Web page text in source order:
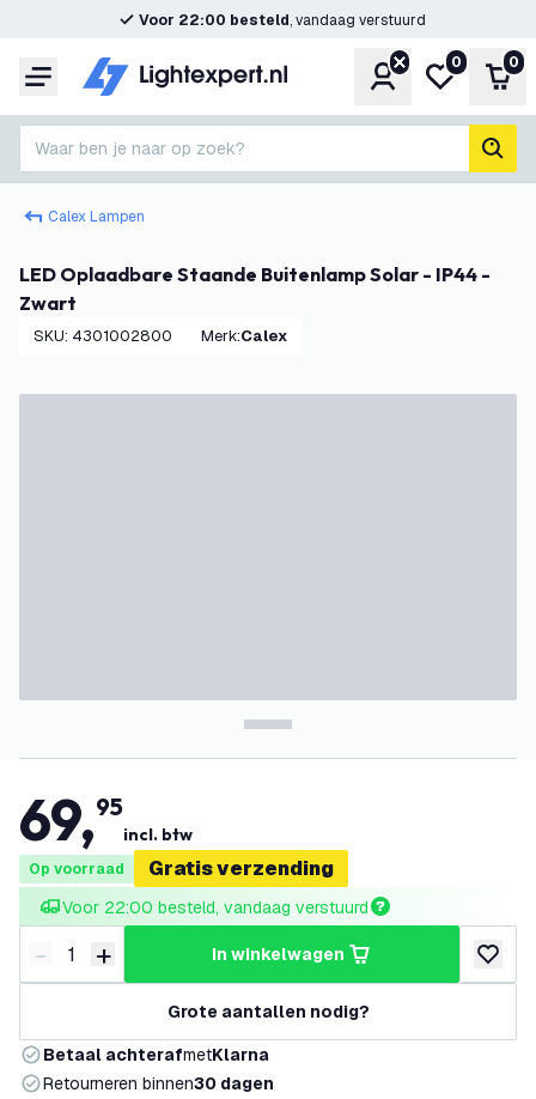
Voor 22:00 besteld, vandaag verstuurd
Menu Account
Mijn
0 0
Waar ben je naar op zoek?
Calex Lampen
LED Oplaadbare Staande Buitenlamp Solar - IP44 -
Zwart
SKU: 4301002800 Merk: Calex
69,95
incl. btw
Op voorraad Gratis verzending
Voor 22:00 besteld, vandaag verstuurd
Verminder hoeveelheid
- Verhoog hoeveelheid
+ in winkelwagen
Grote aantallen nodig?
Betaal achterafmetKlarna
Retourneren binnen30 dagen